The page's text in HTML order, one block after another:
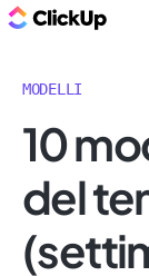
MODELLI
10
del